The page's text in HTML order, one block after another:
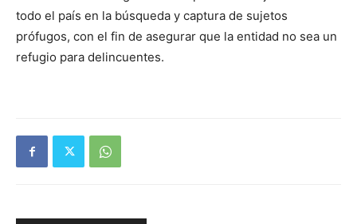
todo el país en la búsqueda y captura de sujetos
prófugos, con el fin de asegurar que la entidad no sea un
refugio para delincuentes.